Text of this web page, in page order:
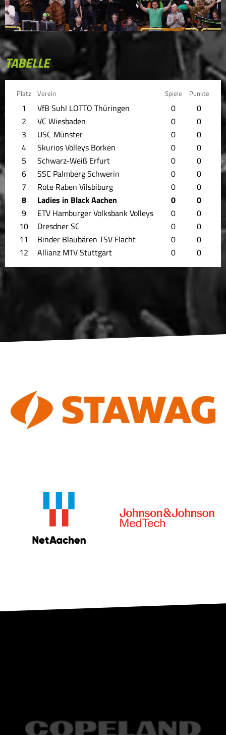
TABELLE
Platz Verein Spiele Punkte
1 VfB Suhl LOTTO Thüringen 0
0
2
VC Wiesbaden 0
0
3
USC Münster 0
0
4
Skurios Volleys Borken 0
0
5
Schwarz-Weiß Erfurt 0
0
6
SSC Palmberg Schwerin 0
0
7
Rote Raben Vilsbiburg 0
0
8
Ladies in Black Aachen 0
0
9
ETV Hamburger Volksbank Volleys 0
0
10
Dresdner SC 0
0
11
Binder Blaubären TSV Flacht 0
0
12
Allianz MTV Stuttgart 0 0